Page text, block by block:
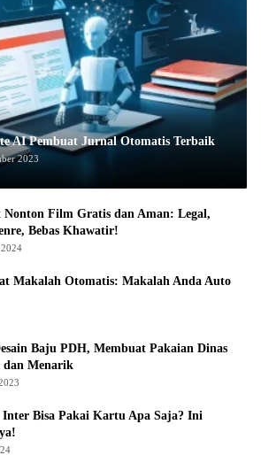
AI Pembuat Jurnal Otomatis Terbaik
2023
Nonton Film Gratis dan Aman: Legal,
Bebas Khawatir!
2024
Makalah Otomatis: Makalah Anda Auto
Baju PDH, Membuat Pakaian Dinas
dan Menarik
Inter Bisa Pakai Kartu Apa Saja? Ini